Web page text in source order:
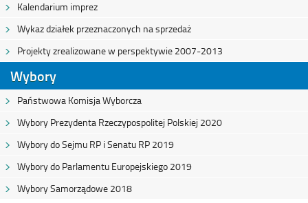
Kalendarium imprez
Wykaz działek przeznaczonych na sprzedaż
Projekty zrealizowane w perspektywie 2007-2013
Wybory
Państwowa Komisja Wyborcza
Wybory Prezydenta Rzeczypospolitej Polskiej 2020
Wybory do Sejmu RP i Senatu RP 2019
Wybory do Parlamentu Europejskiego 2019
Wybory Samorządowe 2018